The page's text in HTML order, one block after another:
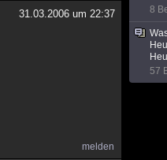
31.03.2006 um 22:37
melden
8
57